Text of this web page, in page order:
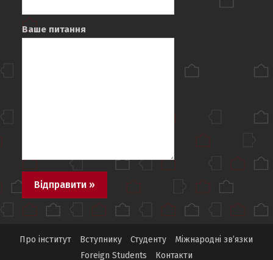
Ваше питання
Про інститут Вступнику Студенту
Міжнародні зв’язки
Foreign Students
Контакти